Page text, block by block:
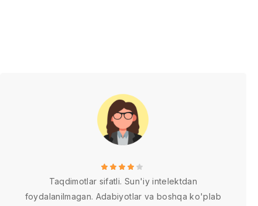
Taqdimotlar sifatli. Sun'iy intelektdan
foydalanilmagan. Adabiyotlar va boshqa ko'plab